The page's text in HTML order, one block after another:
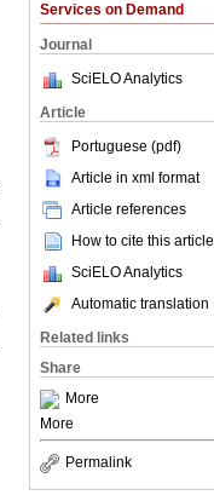
Services on Demand
Journal
SciELO Analytics
Article
Portuguese (pdf)
Article in xml format
Article references
How to cite this article
SciELO Analytics
Automatic translation
Related links
Share
More
More
Permalink